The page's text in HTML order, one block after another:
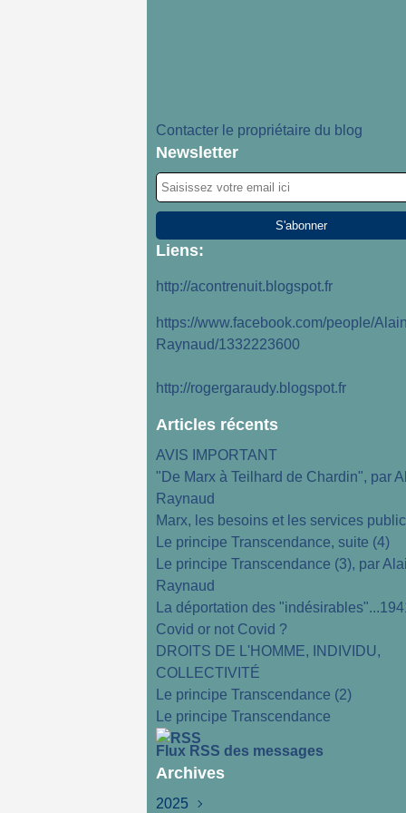
Contacter le propriétaire du blog
Newsletter
Liens:
http://acontrenuit.blogspot.fr
https://www.facebook.com/people/
Raynaud/1332223600
http://rogergaraudy.blogspot.fr
Articles récents
AVIS IMPORTANT
"De Marx à Teilhard de Chardin", par
Raynaud
Marx, les besoins et les services
Le principe Transcendance, suite (4)
Le principe Transcendance (3), par
Raynaud
La déportation des
Covid or not Covid ?
DROITS DE L'HOMME, INDIVIDU,
COLLECTIVITÉ
Le principe Transcendance (2)
Le principe Transcendance
Flux RSS des messages
Archives
2025